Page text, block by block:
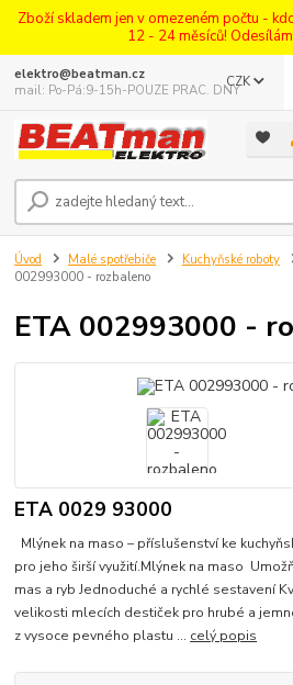
Zboží skladem jen v omezeném počtu -
12 - 24 měsíců!
CZK
elektro@beatman.cz
mail: Po-Pá:9-15h-POUZE PRAC. DNY
Úvod Malé spotřebiče Kuchyňské roboty
002993000 - rozbaleno
ETA 002993000 -
ETA 0029 93000
Mlýnek na maso – příslušenství ke
pro jeho širší využití.Mlýnek na maso
mas a ryb Jednoduché a rychlé sestavení
velikosti mlecích destiček pro hrubé a
z vysoce pevného plastu ... celý popis